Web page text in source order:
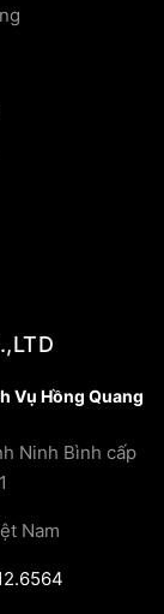
Vụ Hồng Quang
Ninh Bình cấp
Nam